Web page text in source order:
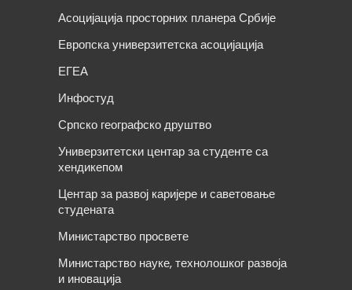
Асоцијација просторних планера Србије
Европска универзитетска асоцијација
ЕГЕА
Инфостуд
Српско географско друштво
Универзитетски центар за студенте са
хендикепом
Центар за развој каријере и саветовање
студената
Министарство просвете
Министарство науке, технолошког развоја
и иновација